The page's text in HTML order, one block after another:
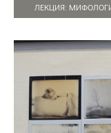
ЛЕКЦИЯ: